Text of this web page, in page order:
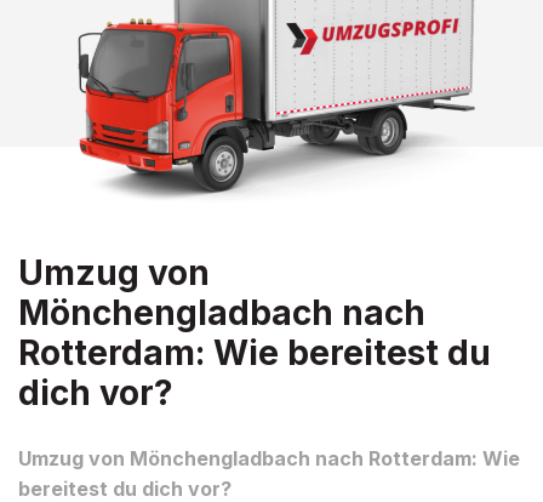
Umzug von
Mönchengladbach nach
Rotterdam: Wie bereitest du
dich vor?
Umzug von Mönchengladbach nach Rotterdam: Wie
bereitest du dich vor?